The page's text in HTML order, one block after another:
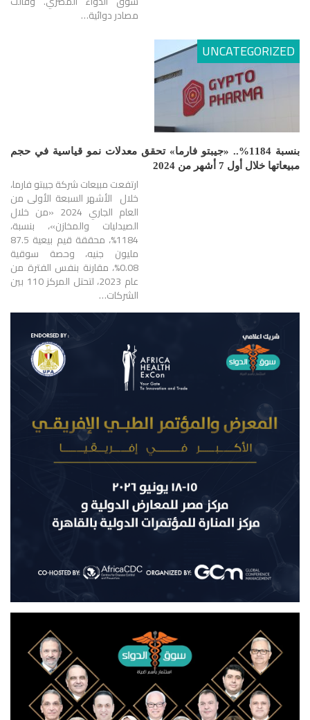
مصادر دوائية…
UNCATEGORIZED
بنسبة 1184%.. «جيبتو فارما» تحقق معدلات نمو قياسية في حجم
مبيعاتها خلال أول 7 أشهر من 2024
ارتفعت مبيعات شركة جيبتو فارما،
خلال الأشهر السبعة الأولى من
العام الجاري 2024 «من خلال
الصيدليات والمخازن»، بنسبة،
1184%، محققة قيم بيعية 87.5
مليون جنيه، وحصة سوقية
0.08%، مقارنة بنفس الفترة من
عام 2023، لتحتل المركز 110 بين
الشركات…